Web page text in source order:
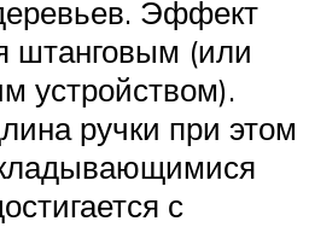
Эффект
штанговым (или
устройством).
ручки при этом
с